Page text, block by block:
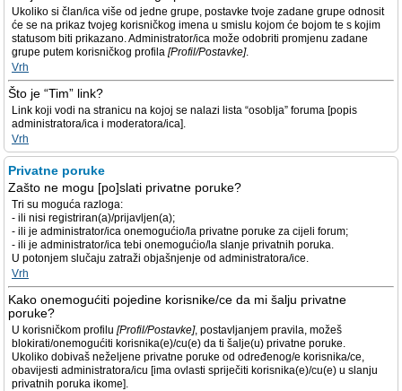
Ukoliko si član/ica više od jedne grupe, postavke tvoje zadane grupe odnosit
će se na prikaz tvojeg korisničkog imena u smislu kojom će bojom te s kojim
statusom biti prikazano. Administrator/ica može odobriti promjenu zadane
grupe putem korisničkog profila [Profil/Postavke].
Vrh
Što je “Tim” link?
Link koji vodi na stranicu na kojoj se nalazi lista “osoblja” foruma [popis
administratora/ica i moderatora/ica].
Vrh
Privatne poruke
Zašto ne mogu [po]slati privatne poruke?
Tri su moguća razloga:
- ili nisi registriran(a)/prijavljen(a);
- ili je administrator/ica onemogućio/la privatne poruke za cijeli forum;
- ili je administrator/ica tebi onemogućio/la slanje privatnih poruka.
U potonjem slučaju zatraži objašnjenje od administratora/ice.
Vrh
Kako onemogućiti pojedine korisnike/ce da mi šalju privatne
poruke?
U korisničkom profilu [Profil/Postavke], postavljanjem pravila, možeš
blokirati/onemogućiti korisnika(e)/cu(e) da ti šalje(u) privatne poruke.
Ukoliko dobivaš neželjene privatne poruke od određenog/e korisnika/ce,
obavijesti administratora/icu [ima ovlasti spriječiti korisnika(e)/cu(e) u slanju
privatnih poruka ikome].